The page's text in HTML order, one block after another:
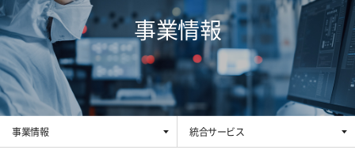
事業情報
事業情報 統合サービス